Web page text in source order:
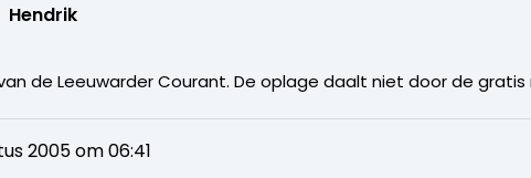
Hendrik
de Leeuwarder Courant. De oplage daalt niet door de
2005 om 06:41